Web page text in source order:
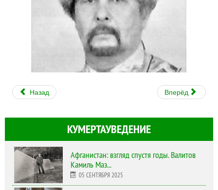
Назад Вперёд
КУМЕРТАУВЕДЕНИЕ
Афганистан: взгляд спустя годы. Валитов
Камиль Маз...
05 СЕНТЯБРЯ 2025